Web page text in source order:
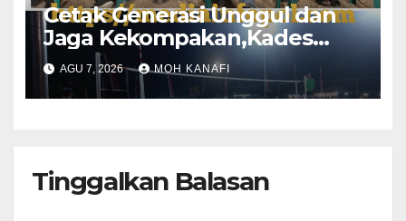
Cetak Generasi Unggul dan
Jaga Kekompakan,Kades
Mayang Kawis Hadirkan
Semarak Olahraga Antar-RT
AGU 7, 2026 MOH KANAFI
Tinggalkan Balasan